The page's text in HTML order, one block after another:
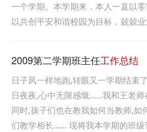
一个学期。本学期来，本人一直以
以共创平安和谐校园为目标，兢兢
2009第二学期班主任工作总结
日子风一样地跑,转眼又一学期结束
日夜夜,心中无限感慨……我和王老
同时,孩子们也在教我如何当教师,如
们教学相长…… 现将我本学期的班